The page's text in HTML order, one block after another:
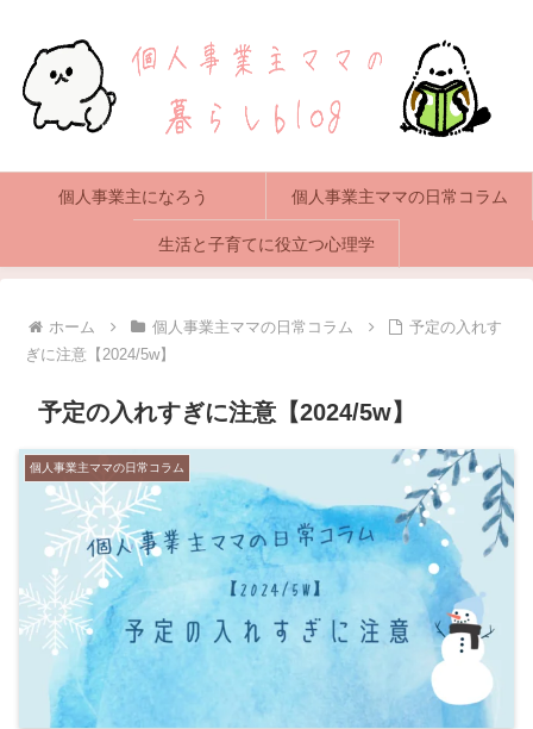
個人事業主になろう 個人事業主ママの日常コラム
生活と子育てに役立つ心理学
ホーム 個人事業主ママの日常コラム
予定の入れす
ぎに注意【2024/5w】
予定の入れすぎに注意【2024/5w】
個人事業主ママの日常コラム